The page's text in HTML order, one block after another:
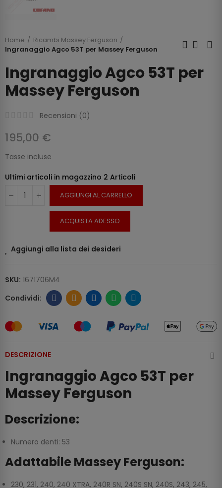
Home
Ricambi Massey Ferguson
Ingranaggio Agco 53T per Massey Ferguson
Ingranaggio Agco 53T per
Massey Ferguson
Recensioni (0)
195,00 €
Tasse incluse
Ultimi articoli in magazzino 2 Articoli
AGGIUNGI AL CARRELLO
ACQUISTA ADESSO
Aggiungi alla lista dei desideri
SKU: 1671706M4
DESCRIZIONE
Ingranaggio Agco 53T per
Massey Ferguson
Descrizione:
Numero denti: 53
Adattabile Massey Ferguson:
230, 231, 240, 240 XTRA, 240R SN, 240S SN, 240S, 243, 245,